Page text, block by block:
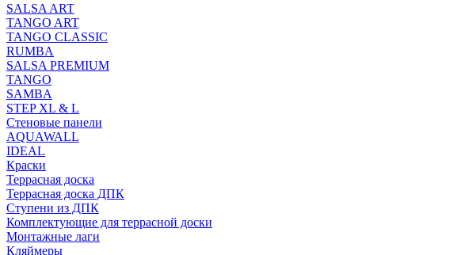
SALSA ART
TANGO ART
TANGO CLASSIC
RUMBA
SALSA PREMIUM
TANGO
SAMBA
STEP XL & L
Стеновые панели
AQUAWALL
IDEAL
Краски
Террасная доска
Террасная доска ДПК
Ступени из ДПК
Комплектующие для террасной доски
Монтажные лаги
Кляймеры